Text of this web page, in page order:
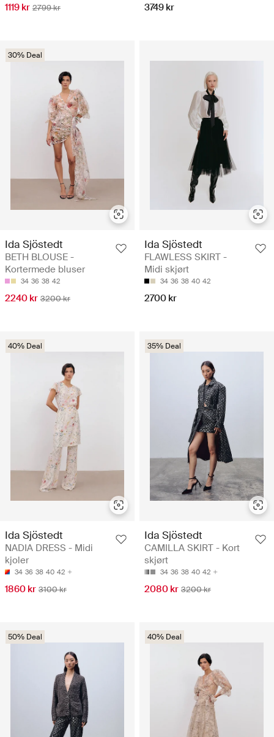
1119 kr 2799 kr 3749 kr
30% Deal
Ida Sjöstedt
BETH BLOUSE -
Kortermede bluser
34 36 38 42
2240 kr 3200 kr
Ida Sjöstedt
FLAWLESS SKIRT -
Midi skjørt
34 36 38 40 42
2700 kr
40% Deal
Ida Sjöstedt
NADIA DRESS - Midi
kjoler
34 36 38 40 42
1860 kr 3100 kr
35% Deal
Ida Sjöstedt
CAMILLA SKIRT - Kort
skjørt
34 36 38 40 42
2080 kr 3200 kr
50% Deal 40% Deal